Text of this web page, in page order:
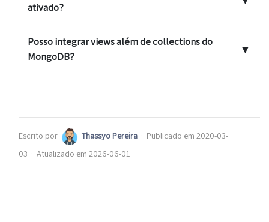
ativado?
Posso integrar views além de collections do
MongoDB?
▼
Escrito por Thassyo Pereira · Publicado em 2020-03-
03 · Atualizado em 2026-06-01